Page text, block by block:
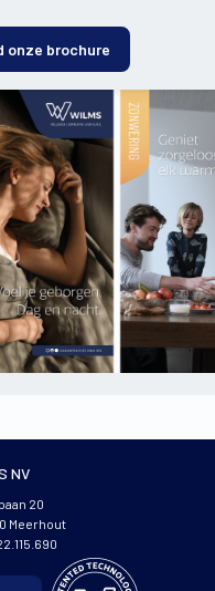
onze brochure
NV
20
Meerhout